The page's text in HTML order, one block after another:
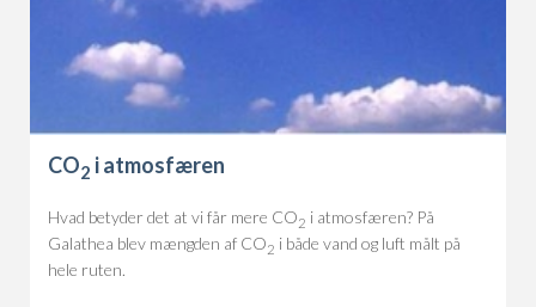
CO2 i atmosfæren
Hvad betyder det at vi får mere CO2 i atmosfæren? På
Galathea blev mængden af CO2 i både vand og luft målt på
hele ruten.